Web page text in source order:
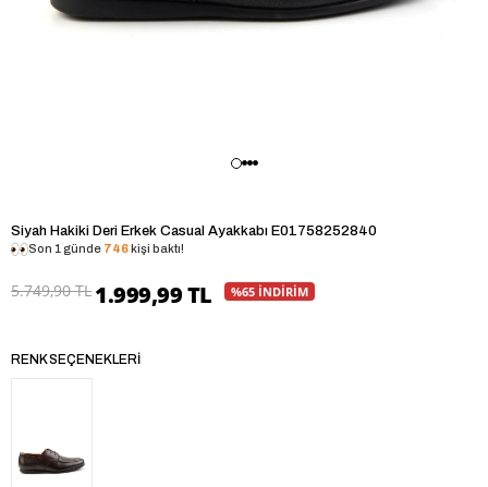
Siyah Hakiki Deri Erkek Casual Ayakkabı E01758252840
Son 1 günde 746kişi baktı!
5.749,90 TL 1.999,99 TL %65 İNDİRİM
RENK SEÇENEKLERI